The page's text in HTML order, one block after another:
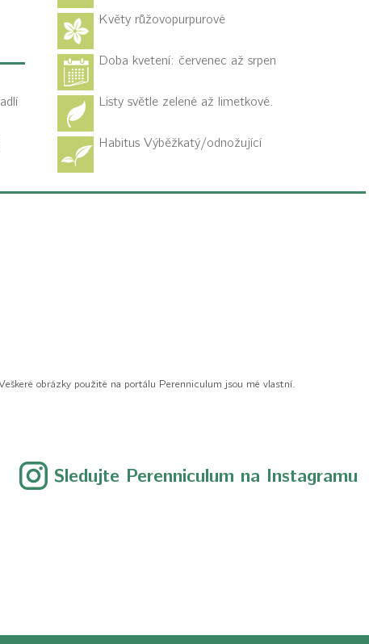
Květy růžovopurpurové
Doba kvetení: červenec až srpen
Listy světle zelené až limetkové.
Habitus Výběžkatý/odnožující
obrázky použité na portálu Perenniculum jsou mé vlastní.
Sledujte Perenniculum na Instagramu